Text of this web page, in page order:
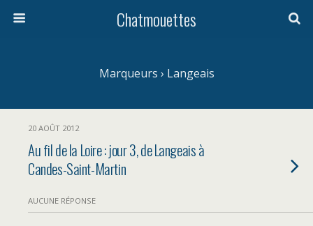
Chatmouettes
Marqueurs › Langeais
20 AOÛT 2012
Au fil de la Loire : jour 3, de Langeais à
Candes-Saint-Martin
AUCUNE RÉPONSE